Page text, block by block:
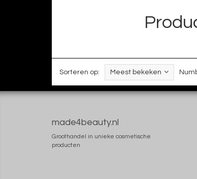
Sorteren op: Meest bekeken
made4beauty.nl
Groothandel in unieke cosmetische
producten